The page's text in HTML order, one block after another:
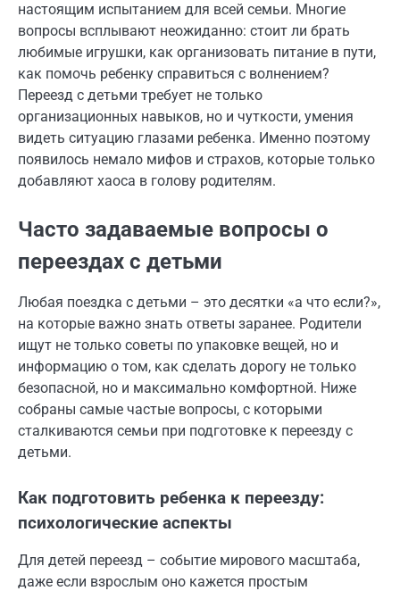
настоящим испытанием для всей семьи. Многие
вопросы всплывают неожиданно: стоит ли брать
любимые игрушки, как организовать питание в пути,
как помочь ребенку справиться с волнением?
Переезд с детьми требует не только
организационных навыков, но и чуткости, умения
видеть ситуацию глазами ребенка. Именно поэтому
появилось немало мифов и страхов, которые только
добавляют хаоса в голову родителям.
Часто задаваемые вопросы о
переездах с детьми
Любая поездка с детьми – это десятки «а что если?»,
на которые важно знать ответы заранее. Родители
ищут не только советы по упаковке вещей, но и
информацию о том, как сделать дорогу не только
безопасной, но и максимально комфортной. Ниже
собраны самые частые вопросы, с которыми
сталкиваются семьи при подготовке к переезду с
детьми.
Как подготовить ребенка к переезду:
психологические аспекты
Для детей переезд – событие мирового масштаба,
даже если взрослым оно кажется простым